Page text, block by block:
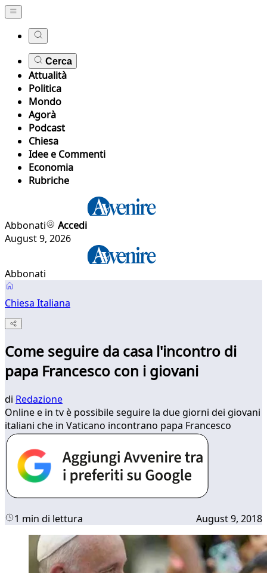
Cerca
Attualità
Politica
Mondo
Agorà
Podcast
Chiesa
Idee e Commenti
Economia
Rubriche
Abbonati
Accedi
August 9, 2026
Abbonati
Chiesa Italiana
Come seguire da casa l'incontro di
papa Francesco con i giovani
di Redazione
Online e in tv è possibile seguire la due giorni dei giovani
italiani che in Vaticano incontrano papa Francesco
1 min di lettura August 9, 2018